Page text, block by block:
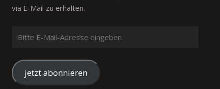
via E-Mail zu erhalten.
Mail-
Adresse
eingeben
jetzt abonnieren